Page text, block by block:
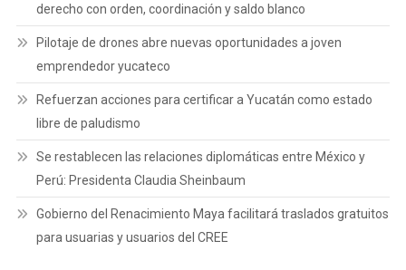
derecho con orden, coordinación y saldo blanco
Pilotaje de drones abre nuevas oportunidades a joven
emprendedor yucateco
Refuerzan acciones para certificar a Yucatán como estado
libre de paludismo
Se restablecen las relaciones diplomáticas entre México y
Perú: Presidenta Claudia Sheinbaum
Gobierno del Renacimiento Maya facilitará traslados gratuitos
para usuarias y usuarios del CREE